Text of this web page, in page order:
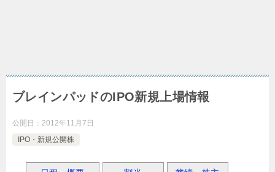
ブレインパッドのIPO新規上場情報
公開日： 2012年11月7日
IPO・新規公開株